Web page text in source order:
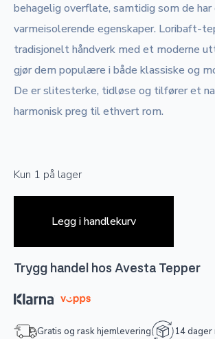
behagelig overflate, samtidig som de har
varmeisolerende egenskaper. Loribaft-
tradisjonelt håndverk med et moderne
gjør dem populære i både klassiske og
De er slitesterke, tidløse og tilfører et
harmonisk preg til ethvert rom.
Kun 1 på lager
Legg i handlekurv
Trygg handel hos Avesta Tepper
Gratis og rask hjemlevering
14